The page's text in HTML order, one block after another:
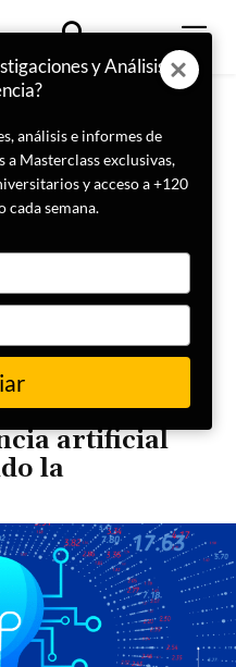
artificial
la
y Análisis de
análisis e informes de
a Masterclass exclusivas,
y acceso a +120
cada semana.